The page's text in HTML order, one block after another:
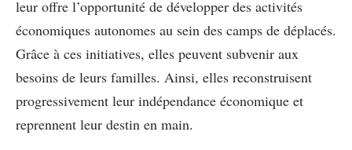
leur offre l’opportunité de développer des activités
économiques autonomes au sein des camps de déplacés.
Grâce à ces initiatives, elles peuvent subvenir aux
besoins de leurs familles. Ainsi, elles reconstruisent
progressivement leur indépendance économique et
reprennent leur destin en main.